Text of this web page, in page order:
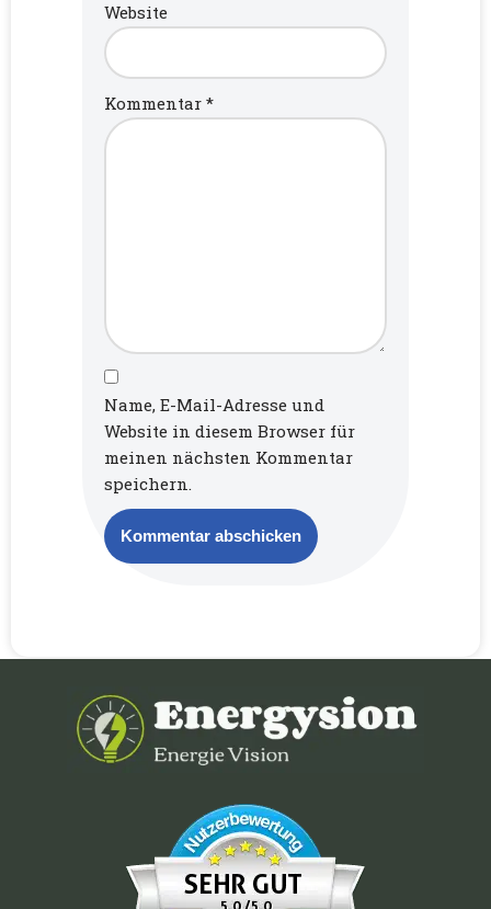
Website
Kommentar *
Name, E-Mail-Adresse und
Website in diesem Browser für
meinen nächsten Kommentar
speichern.